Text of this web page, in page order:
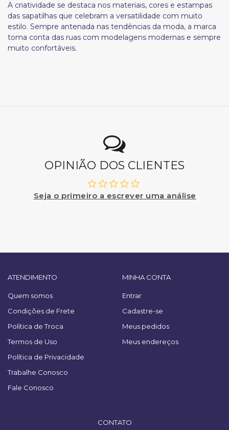
A criatividade se destaca nos materiais, cores e estampas
das sapatilhas que celebram a versatilidade com muito
estilo. Sempre antenada nas tendências da moda, a marca
toma conta das ruas com modelagens modernas e sempre
muito confortáveis.
OPINIÃO DOS CLIENTES
Seja o primeiro a escrever uma análise
ATENDIMENTO
Quem somos
Condições de Frete
Política de Troca
Termos de Uso
Política de Privacidade
Trabalhe Conosco
Fale Conosco
MINHA CONTA
Entrar
Cadastre-se
Meus pedidos
Meus endereços
CONTATO